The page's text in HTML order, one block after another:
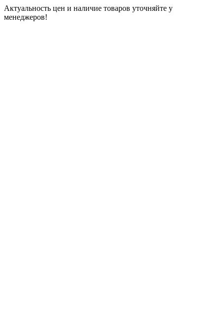
Актуальность цен и наличие товаров уточняйте у
менеджеров!